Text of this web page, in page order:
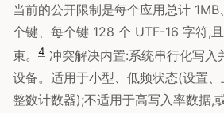
当前的公开限制是每个应用总计
个键、每个键 128 个 UTF-16 字符,
束。
4 冲突解决内置:系统串行化写入
设备。适用于小型、低频状态(设置、
整数计数器);不适用于高写入率数据,